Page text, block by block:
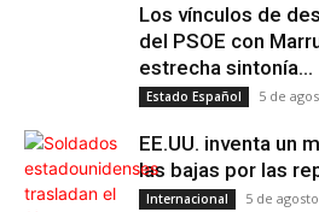
Los vínculos de
del PSOE con
estrecha sintonía...
Estado Español 5 de
EE.UU. inventa un
las bajas por las
Internacional 5 de